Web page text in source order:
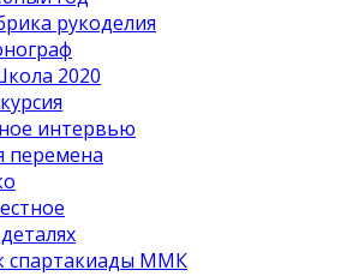
рукоделия
2020
интервью
перемена
спартакиады ММК